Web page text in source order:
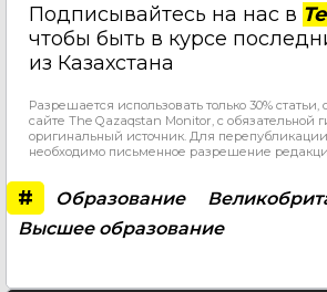
Подписывайтесь на нас в
чтобы быть в курсе
из Казахстана
Разрешается использовать только 30%
сайте The Qazaqstan Monitor, с обязательной
оригинальный источник. Для
необходимо письменное разрешение
# Образование
Высшее образование